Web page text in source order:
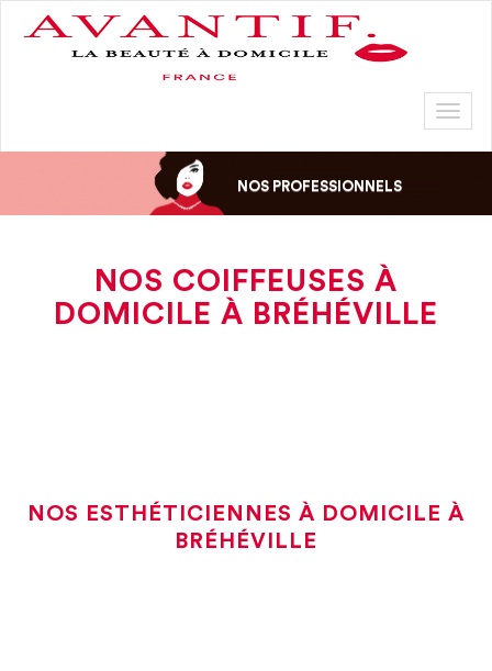
NOS PROFESSIONNELS
NOS COIFFEUSES À
DOMICILE À BRÉHÉVILLE
NOS ESTHÉTICIENNES À DOMICILE À
BRÉHÉVILLE